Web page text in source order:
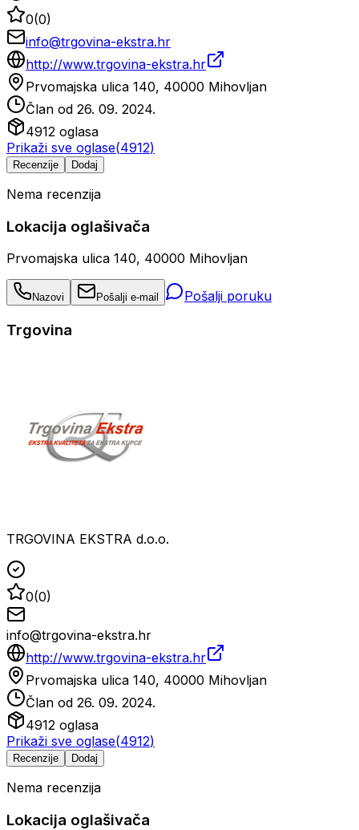
0(0)
info@trgovina-ekstra.hr
http://www.trgovina-ekstra.hr
Prvomajska ulica 140, 40000 Mihovljan
Član od 26. 09. 2024.
4912 oglasa
Prikaži sve oglase(4912)
Recenzije Dodaj
Nema recenzija
Lokacija oglašivača
Prvomajska ulica 140, 40000 Mihovljan
Nazovi Pošalji e-mail Pošalji poruku
Trgovina
TRGOVINA EKSTRA d.o.o.
0(0)
info@trgovina-ekstra.hr
http://www.trgovina-ekstra.hr
Prvomajska ulica 140, 40000 Mihovljan
Član od 26. 09. 2024.
4912 oglasa
Prikaži sve oglase(4912)
Recenzije Dodaj
Nema recenzija
Lokacija oglašivača